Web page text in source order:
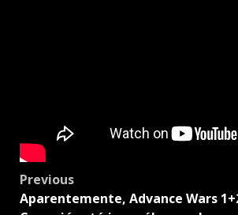
Post
navigation
Previous
Aparentemente, Advance Wars